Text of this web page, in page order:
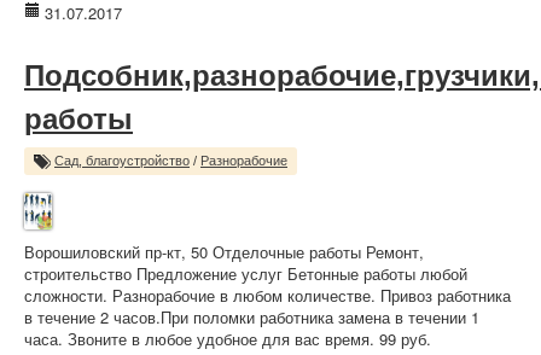
31.07.2017
работы
Сад, благоустройство / Разнорабочие
Ворошиловский пр-кт, 50 Отделочные работы Ремонт,
строительство Предложение услуг Бетонные работы любой
сложности. Разнорабочие в любом количестве. Привоз работника
в течение 2 часов.При поломки работника замена в течении 1
часа. Звоните в любое удобное для вас время. 99 руб.